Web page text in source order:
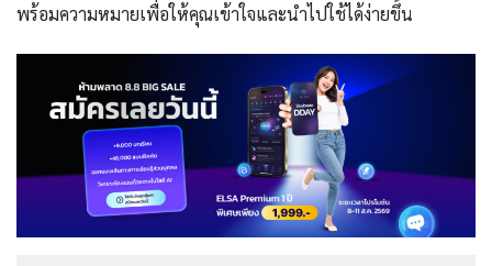
พร้อมความหมายเพื่อให้คุณเข้าใจและนำไปใช้ได้ง่ายขึ้น